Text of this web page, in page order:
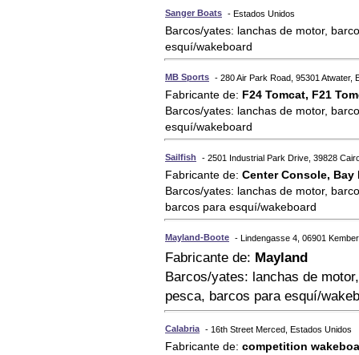
Sanger Boats - Estados Unidos
Barcos/yates: lanchas de motor,
esquí/wakeboard
MB Sports - 280 Air Park Road, 95301 Atwater,
Fabricante de: F24 Tomcat, F21
Barcos/yates: lanchas de motor,
esquí/wakeboard
Sailfish - 2501 Industrial Park Drive, 39828
Fabricante de: Center Console, Bay
Barcos/yates: lanchas de motor,
barcos para esquí/wakeboard
Mayland-Boote - Lindengasse 4, 06901
Fabricante de: Mayland
Barcos/yates: lanchas de
pesca, barcos para esquí/
Calabria - 16th Street Merced, Estados Unidos
Fabricante de: competition